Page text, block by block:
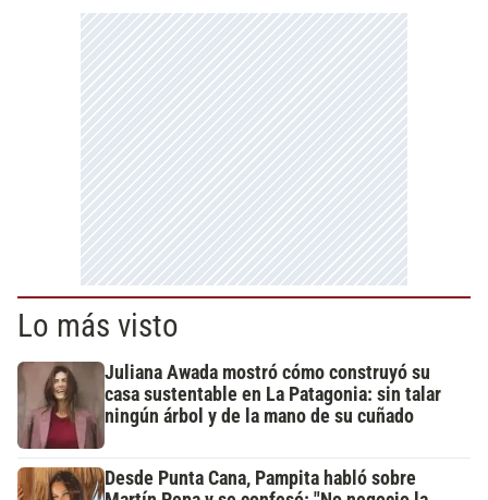
Lo más visto
Juliana Awada mostró cómo construyó su
casa sustentable en La Patagonia: sin talar
ningún árbol y de la mano de su cuñado
Desde Punta Cana, Pampita habló sobre